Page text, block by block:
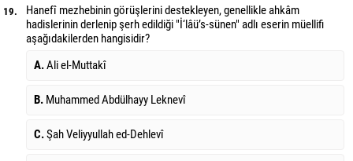
19.
Hanefî mezhebinin görüşlerini destekleyen, genellikle ahkâm
hadislerinin derlenip şerh edildiği "İ‘lâü’s-sünen" adlı eserin müellifi
aşağıdakilerden hangisidir?
A.Ali el-Muttakî
B. Muhammed Abdülhayy Leknevî
C.Şah Veliyyullah ed-Dehlevî